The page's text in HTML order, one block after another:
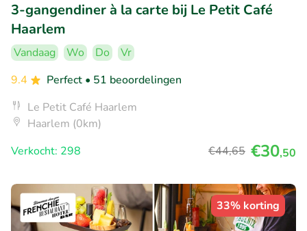
3-gangendiner à la carte bij Le Petit Café
Haarlem
Vandaag Wo Do
Vr
9.4
Perfect • 51 beoordelingen
Le Petit Café Haarlem
Haarlem (0km)
Verkocht: 298
€44,65 €30,50
33% korting